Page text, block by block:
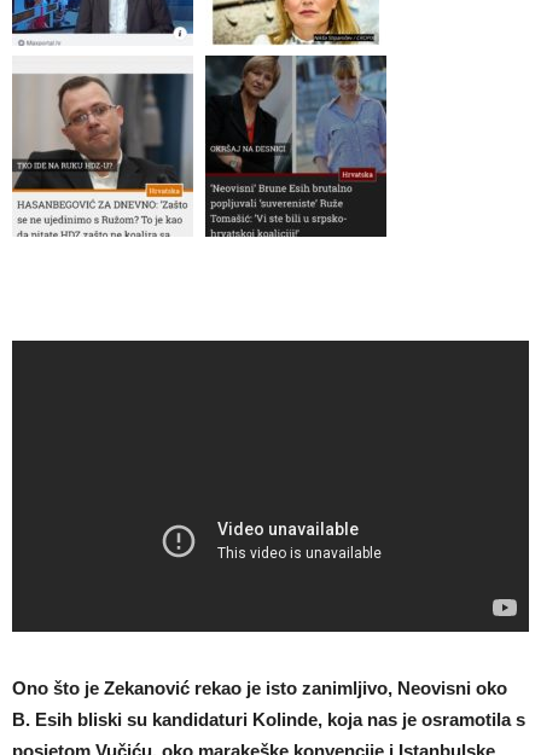
Ono što je Zekanović rekao je isto zanimljivo, Neovisni oko
B. Esih bliski su kandidaturi Kolinde, koja nas je osramotila s
posjetom Vučiću, oko marakeške konvencije i Istanbulske